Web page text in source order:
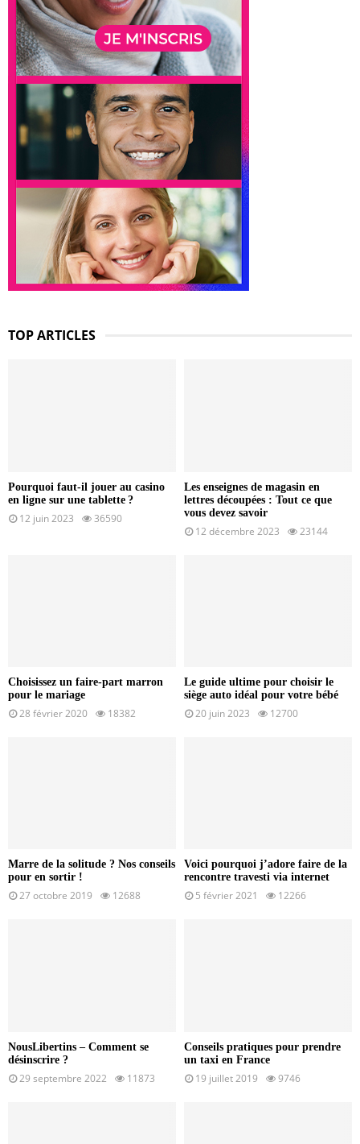
TOP ARTICLES
Pourquoi faut-il jouer au casino
en ligne sur une tablette ?
12 juin 2023 36590
Les enseignes de magasin en
lettres découpées : Tout ce que
vous devez savoir
12 décembre 2023 23144
Choisissez un faire-part marron
pour le mariage
28 février 2020 18382
Le guide ultime pour choisir le
siège auto idéal pour votre bébé
20 juin 2023 12700
Marre de la solitude ? Nos conseils
pour en sortir !
27 octobre 2019 12688
Voici pourquoi j’adore faire de la
rencontre travesti via internet
5 février 2021 12266
NousLibertins – Comment se
désinscrire ?
29 septembre 2022 11873
Conseils pratiques pour prendre
un taxi en France
19 juillet 2019 9746